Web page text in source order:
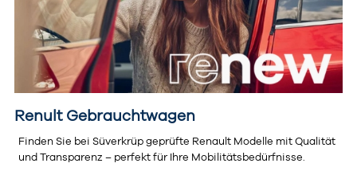
Renult Gebrauchtwagen
Finden Sie bei Süverkrüp geprüfte Renault Modelle mit Qualität
und Transparenz – perfekt für Ihre Mobilitätsbedürfnisse.